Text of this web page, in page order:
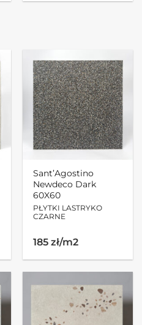
Sant’Agostino
Newdeco Dark
60X60
PŁYTKI LASTRYKO
CZARNE
185 zł/m2